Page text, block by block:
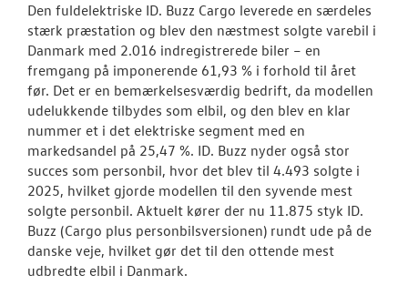
Den fuldelektriske ID. Buzz Cargo leverede en særdeles
stærk præstation og blev den næstmest solgte varebil i
Danmark med 2.016 indregistrerede biler – en
fremgang på imponerende 61,93 % i forhold til året
før. Det er en bemærkelsesværdig bedrift, da modellen
udelukkende tilbydes som elbil, og den blev en klar
nummer et i det elektriske segment med en
markedsandel på 25,47 %. ID. Buzz nyder også stor
succes som personbil, hvor det blev til 4.493 solgte i
2025, hvilket gjorde modellen til den syvende mest
solgte personbil. Aktuelt kører der nu 11.875 styk ID.
Buzz (Cargo plus personbilsversionen) rundt ude på de
danske veje, hvilket gør det til den ottende mest
udbredte elbil i Danmark.